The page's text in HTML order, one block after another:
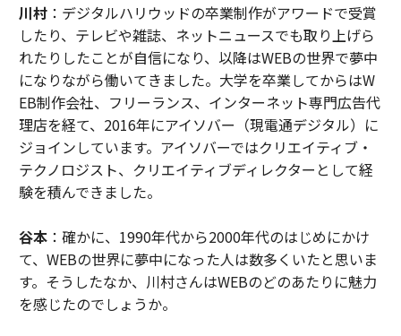
川村：デジタルハリウッドの卒業制作がアワードで受賞
したり、テレビや雑誌、ネットニュースでも取り上げら
れたりしたことが自信になり、以降はWEBの世界で夢中
になりながら働いてきました。大学を卒業してからはW
EB制作会社、フリーランス、インターネット専門広告代
理店を経て、2016年にアイソバー（現電通デジタル）に
ジョインしています。アイソバーではクリエイティブ・
テクノロジスト、クリエイティブディレクターとして経
験を積んできました。
谷本：確かに、1990年代から2000年代のはじめにかけ
て、WEBの世界に夢中になった人は数多くいたと思いま
す。そうしたなか、川村さんはWEBのどのあたりに魅力
を感じたのでしょうか。